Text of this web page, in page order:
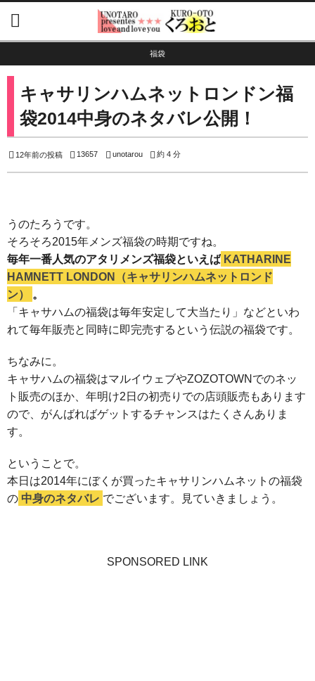
福袋
キャサリンハムネットロンドン福
袋2014中身のネタバレ公開！
12年前の投稿 13657 unotarou 約 4 分
うのたろうです。
そろそろ2015年メンズ福袋の時期ですね。
毎年一番人気のアタリメンズ福袋といえば KATHARINE
HAMNETT LONDON（キャサリンハムネットロンド
ン）
。
「キャサハムの福袋は毎年安定して大当たり」などといわ
れて毎年販売と同時に即完売するという伝説の福袋です。
ちなみに。
キャサハムの福袋はマルイウェブやZOZOTOWNでのネッ
ト販売のほか、年明け2日の初売りでの店頭販売もあります
ので、がんばればゲットするチャンスはたくさんありま
す。
ということで。
本日は2014年にぼくが買ったキャサリンハムネットの福袋
の 中身のネタバレ でございます。見ていきましょう。
SPONSORED LINK